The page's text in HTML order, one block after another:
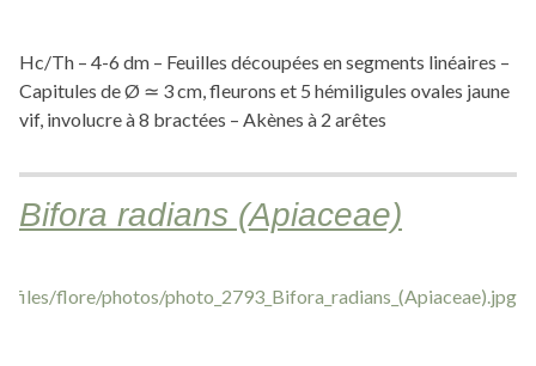
Hc/Th – 4-6 dm – Feuilles découpées en segments linéaires –
Capitules de Ø ≃ 3 cm, fleurons et 5 hémiligules ovales jaune
vif, involucre à 8 bractées – Akènes à 2 arêtes
Bifora radians (Apiaceae)